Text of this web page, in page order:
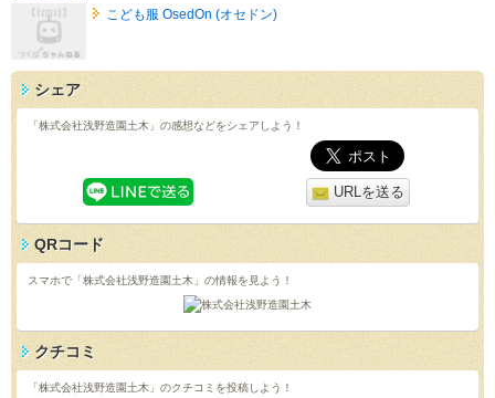
こども服 OsedOn (オセドン)
シェア
「株式会社浅野造園土木」の感想などをシェアしよう！
URLを送る
QRコード
スマホで「株式会社浅野造園土木」の情報を見よう！
クチコミ
「株式会社浅野造園土木」のクチコミを投稿しよう！